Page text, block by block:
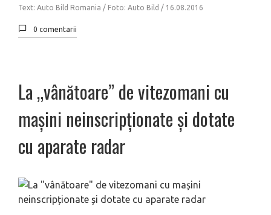
Text: Auto Bild Romania / Foto: Auto Bild / 16.08.2016
0 comentarii
La „vânătoare” de vitezomani cu
mașini neinscripționate și dotate
cu aparate radar